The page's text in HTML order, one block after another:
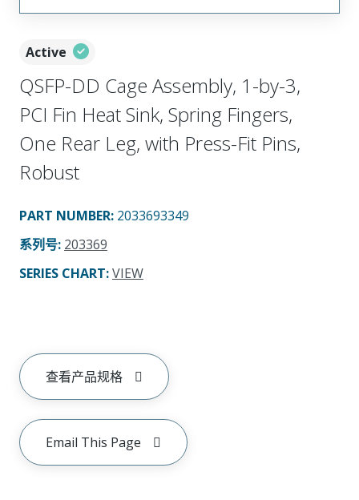
Active
QSFP-DD Cage Assembly, 1-by-3,
PCI Fin Heat Sink, Spring Fingers,
One Rear Leg, with Press-Fit Pins,
Robust
PART NUMBER: 2033693349
系列号: 203369
SERIES CHART:VIEW
查看产品规格
Email This Page